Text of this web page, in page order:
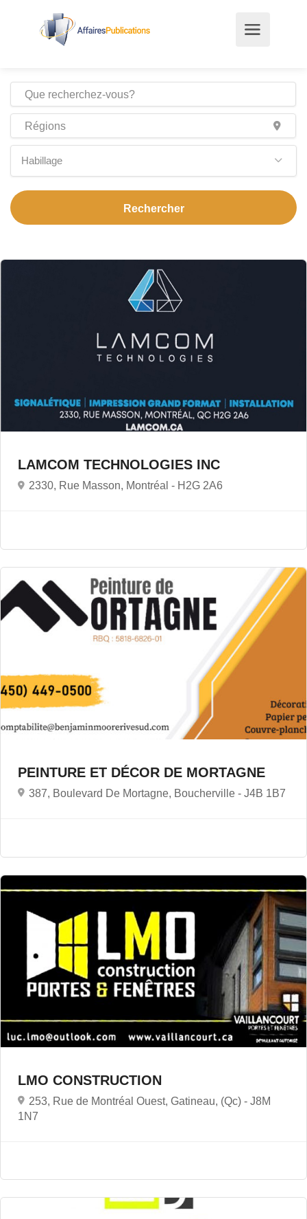
Habillage
LAMCOM TECHNOLOGIES INC
2330, Rue Masson, Montréal - H2G 2A6
PEINTURE ET DÉCOR DE MORTAGNE
387, Boulevard De Mortagne, Boucherville - J4B 1B7
LMO CONSTRUCTION
253, Rue de Montréal Ouest, Gatineau, (Qc) - J8M
1N7